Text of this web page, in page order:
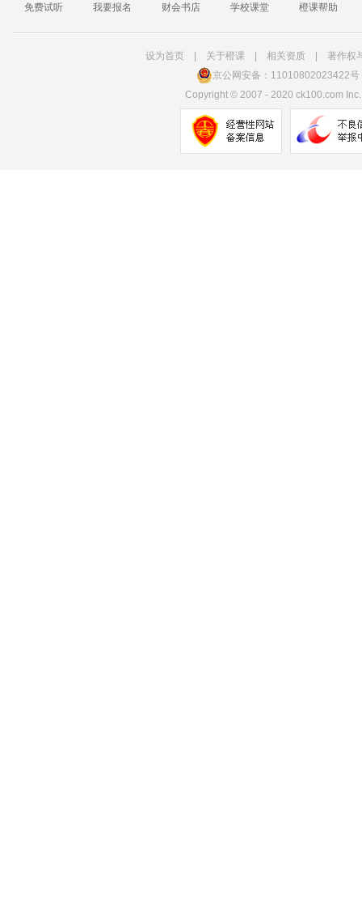
免费试听 我要报名 财会书店 学校课堂 橙课帮助
设为首页| 关于橙课| 相关资质
著作权
京公网安备：11010802023422号
Copyright ©2007 - 2020 ck100.com